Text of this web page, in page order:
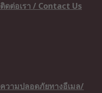
ติดต่อเรา / Contact Us
ความปลอดภัยทางอีเมล/